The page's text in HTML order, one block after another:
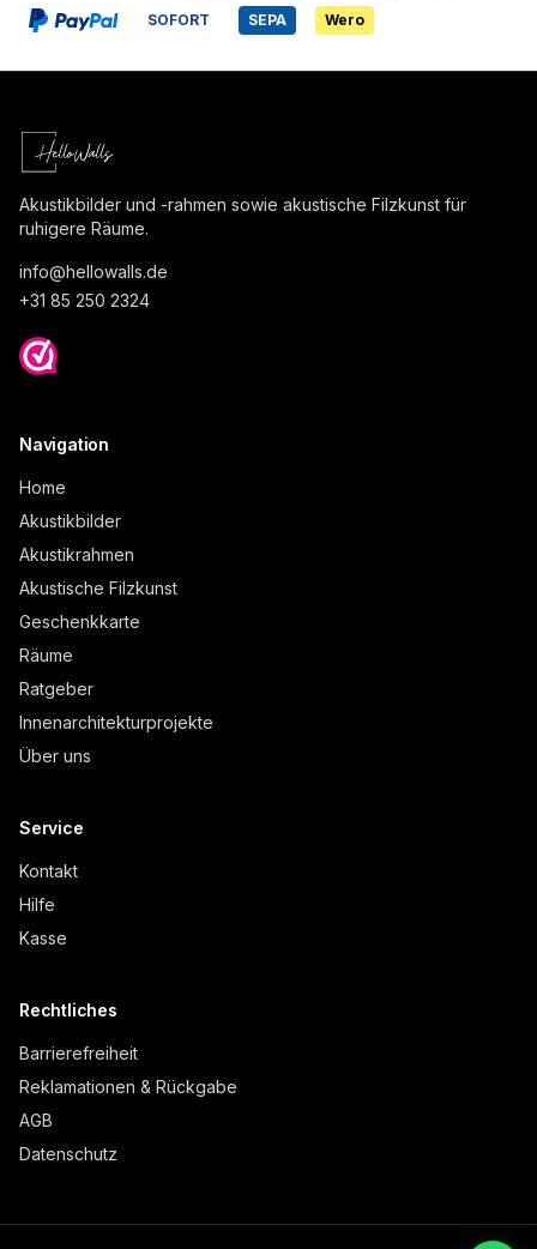
SOFORT SEPA Wero
Akustikbilder und -rahmen sowie akustische Filzkunst für
ruhigere Räume.
info@hellowalls.de
+31 85 250 2324
Navigation
Home
Akustikbilder
Akustikrahmen
Akustische Filzkunst
Geschenkkarte
Räume
Ratgeber
Innenarchitekturprojekte
Über uns
Service
Kontakt
Hilfe
Kasse
Rechtliches
Barrierefreiheit
Reklamationen & Rückgabe
AGB
Datenschutz